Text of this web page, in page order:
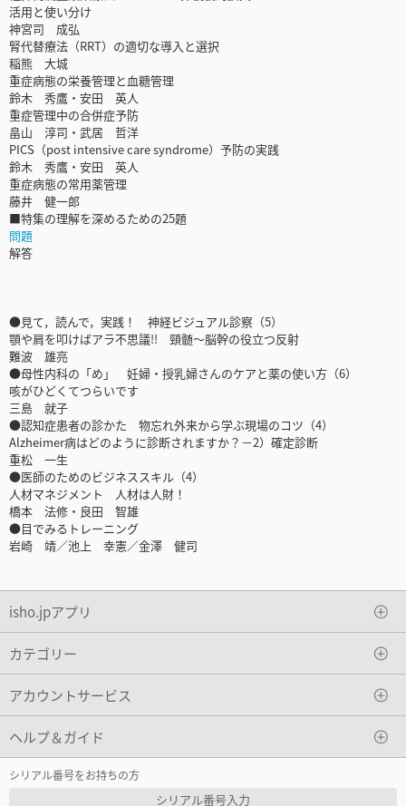
活用と使い分け
神宮司 成弘
腎代替療法（RRT）の適切な導入と選択
稲熊 大城
重症病態の栄養管理と血糖管理
鈴木 秀鷹・安田 英人
重症管理中の合併症予防
畠山 淳司・武居 哲洋
PICS（post intensive care syndrome）予防の実践
鈴木 秀鷹・安田 英人
重症病態の常用薬管理
藤井 健一郎
■特集の理解を深めるための25題
問題
解答
●見て，読んで，実践！ 神経ビジュアル診察（5）
顎や肩を叩けばアラ不思議!! 頸髄～脳幹の役立つ反射
難波 雄亮
●母性内科の「め」 妊婦・授乳婦さんのケアと薬の使い方（6）
咳がひどくてつらいです
三島 就子
●認知症患者の診かた 物忘れ外来から学ぶ現場のコツ（4）
Alzheimer病はどのように診断されますか？－2）確定診断
重松 一生
●医師のためのビジネススキル（4）
人材マネジメント 人材は人財！
橋本 法修・良田 智雄
●目でみるトレーニング
岩崎 靖／池上 幸憲／金澤 健司
isho.jpアプリ
カテゴリー
アカウントサービス
ヘルプ＆ガイド
シリアル番号をお持ちの方
シリアル番号入力